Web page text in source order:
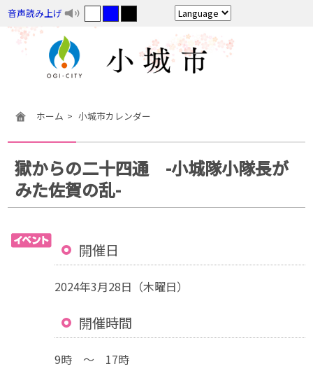
音声読み上げ
ホーム 小城市カレンダー
獄からの二十四通 -小城隊小隊長が
みた佐賀の乱-
開催日
2024年3月28日（木曜日）
開催時間
9時 ～ 17時